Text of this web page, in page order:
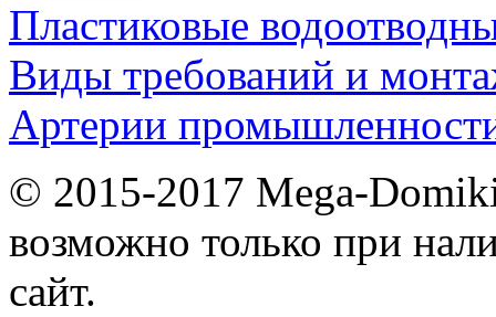
Пластиковые
Виды требований и
Артерии
© 2015-2017 Mega-
возможно только при
сайт.